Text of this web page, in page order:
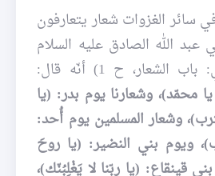
سائر الغزوات شعار يتعارفون
الله الصادق عليه السلام
(الفروع من الكافي: باب الشعار، ح 1) أنّه قال:
محمّد)، وشعارنا يوم بدر: (يا
وشعار المسلمين يوم أُحد:
ويوم بني النضير: (يا روحَ
قينقاع: (يا ربّنا لا يَغْلِبُنّك)،